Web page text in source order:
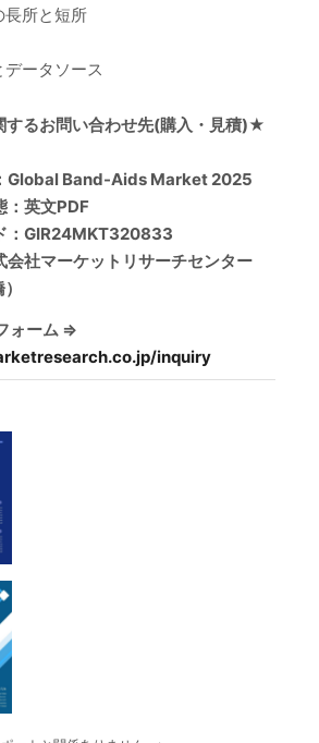
長所と短所
データソース
るお問い合わせ先(購入・見積)★
Global Band-Aids Market 2025
：英文PDF
：GIR24MKT320833
社マーケットリサーチセンター
ォーム ⇒
inquiry